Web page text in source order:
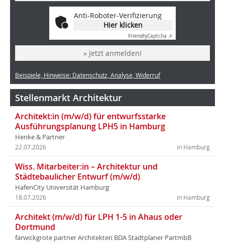
Anti-Roboter-Verifizierung
Hier klicken
FriendlyCaptcha ⇗
» Jetzt anmelden!
Beispiele, Hinweise: Datenschutz, Analyse, Widerruf
Stellenmarkt Architektur
Architekt:in (m/w/d) für entwurfsstarke
Ausführungsplanung LPH5 in Hamburg
Henke & Partner
in Hamburg
22.07.2026
Wiss. Mitarbeiter:in – Architektur und
Städtebaulicher Entwurf (m/w/d)
HafenCity Universität Hamburg
in Hamburg
18.07.2026
Architekt (m/w/d) für LPH 1-5 in Ahaus oder
Dortmund
farwickgrote partner Architekten BDA Stadtplaner PartmbB